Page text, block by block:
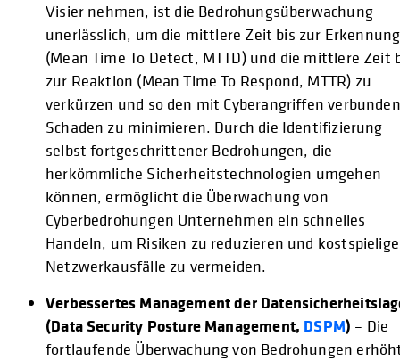
Visier nehmen, ist die Bedrohungsüberwachung
unerlässlich, um die mittlere Zeit bis zur Erkennung
(Mean Time To Detect, MTTD) und die mittlere Zeit
zur Reaktion (Mean Time To Respond, MTTR) zu
verkürzen und so den mit Cyberangriffen
Schaden zu minimieren. Durch die Identifizierung
selbst fortgeschrittener Bedrohungen, die
herkömmliche Sicherheitstechnologien umgehen
können, ermöglicht die Überwachung von
Cyberbedrohungen Unternehmen ein schnelles
Handeln, um Risiken zu reduzieren und kostspielige
Netzwerkausfälle zu vermeiden.
Verbessertes Management der
(Data Security Posture Management, DSPM) – Die
fortlaufende Überwachung von Bedrohungen